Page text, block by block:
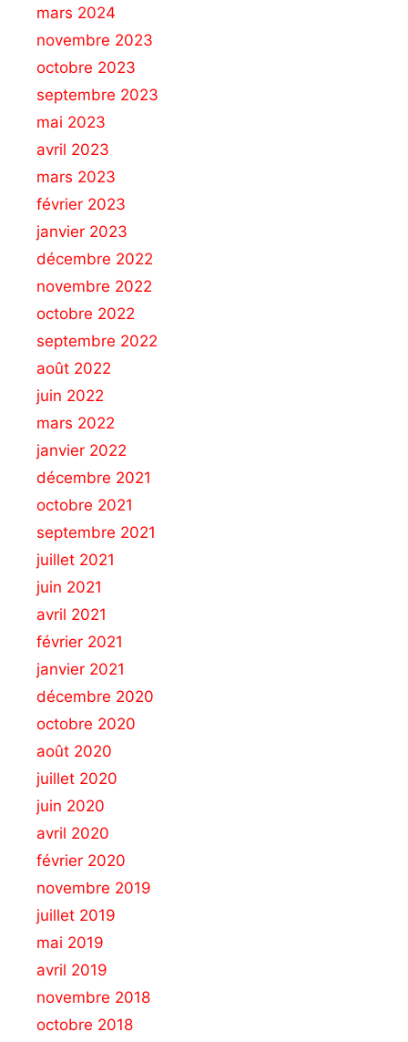
mars 2024
novembre 2023
octobre 2023
septembre 2023
mai 2023
avril 2023
mars 2023
février 2023
janvier 2023
décembre 2022
novembre 2022
octobre 2022
septembre 2022
août 2022
juin 2022
mars 2022
janvier 2022
décembre 2021
octobre 2021
septembre 2021
juillet 2021
juin 2021
avril 2021
février 2021
janvier 2021
décembre 2020
octobre 2020
août 2020
juillet 2020
juin 2020
avril 2020
février 2020
novembre 2019
juillet 2019
mai 2019
avril 2019
novembre 2018
octobre 2018